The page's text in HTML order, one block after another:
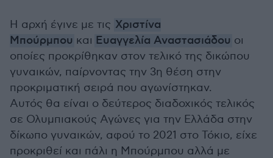
Η αρχή έγινε με τις Χριστίνα
Μπούρμπου και Ευαγγελία Αναστασιάδου οι
οποίες προκρίθηκαν στον τελικό της δικώπου
γυναικών, παίρνοντας την 3η θέση στην
προκριματική σειρά που αγωνίστηκαν.
Αυτός θα είναι ο δεύτερος διαδοχικός τελικός
σε Ολυμπιακούς Αγώνες για την Ελλάδα στην
δίκωπο γυναικών, αφού το 2021 στο Τόκιο, είχε
προκριθεί και πάλι η Μπούρμπου αλλά με